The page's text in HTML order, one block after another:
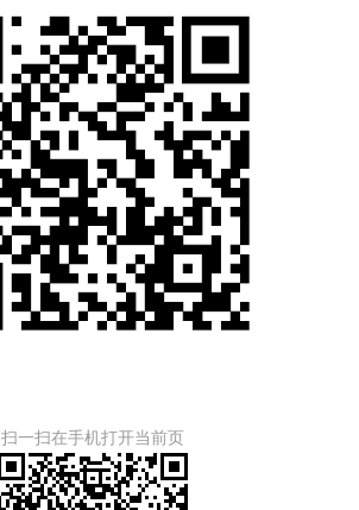
扫一扫在手机打开当前页